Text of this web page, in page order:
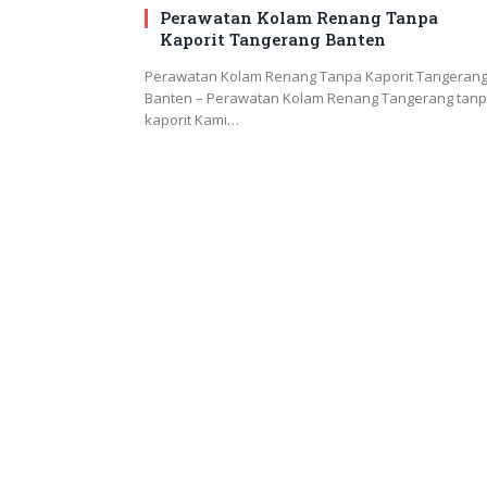
Perawatan Kolam Renang Tanpa
Kaporit Tangerang Banten
Perawatan Kolam Renang Tanpa Kaporit Tangerang
Banten – Perawatan Kolam Renang Tangerang
kaporit Kami…